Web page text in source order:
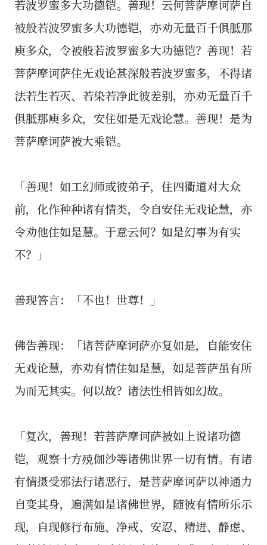
若波罗蜜多大功德铠。善现！云何菩萨摩诃萨自
被般若波罗蜜多大功德铠，亦劝无量百千俱胝那
庾多众，令被般若波罗蜜多大功德铠？善现！若
菩萨摩诃萨住无戏论甚深般若波罗蜜多，不得诸
法若生若灭、若染若净此彼差别，亦劝无量百千
俱胝那庾多众，安住如是无戏论慧。善现！是为
菩萨摩诃萨被大乘铠。
「善现！如工幻师或彼弟子，住四衢道对大众
前，化作种种诸有情类，令自安住无戏论慧，亦
令劝他住如是慧。于意云何？如是幻事为有实
不？」
善现答言：「不也！世尊！」
佛告善现：「诸菩萨摩诃萨亦复如是，自能安住
无戏论慧，亦劝有情住如是慧，如是菩萨虽有所
为而无其实。何以故？诸法性相皆如幻故。
「复次，善现！若菩萨摩诃萨被如上说诸功德
铠，观察十方殑伽沙等诸佛世界一切有情。有诸
有情摄受邪法行诸恶行，是菩萨摩诃萨以神通力
自变其身，遍满如是诸佛世界，随彼有情所乐示
现，自现修行布施、净戒、安忍、精进、静虑、